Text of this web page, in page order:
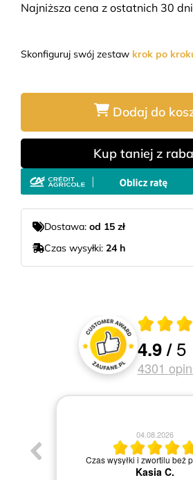
Najniższa cena z ostatnich 30
Skonfiguruj swój zestaw krok po
Dodaj do
Kup taniej z
Dostawa: od 15 zł
Czas wysyłki: 24 h
Oceny i
Średnia
4.9/5
4301
04.08.2026
Czas wysyłki i zwortilu beż
Kasia C.